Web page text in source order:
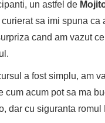
un astfel de
sa imi spuna ca
cand am vazut
a fost simplu, am
cum acum pot sa ma
dar cu siguranta